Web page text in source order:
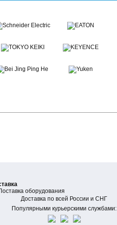
Доставка по всей России и СНГ
Популярными курьерскими службами: